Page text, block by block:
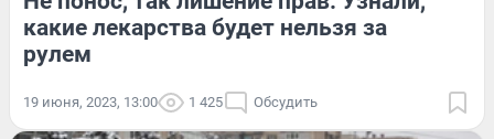
какие лекарства будет нельзя за
рулем
19 июня, 2023, 13:00 1 425 Обсудить